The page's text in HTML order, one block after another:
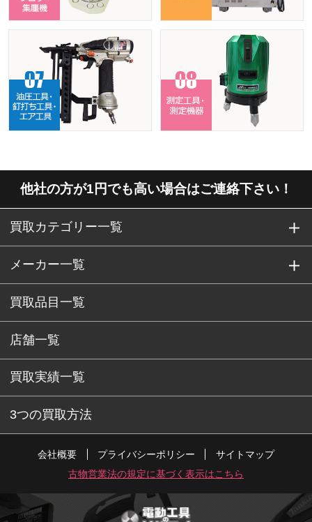
他社の方が1円でも高い場合はご連絡下さい！
買取カテゴリー一覧
メーカー一覧
買取品目一覧
店舗一覧
買取実績一覧
3つの買取方法
会社概要 プライバシーポリシー
サイトマップ
古物営業法の規定に基づく表示はこちら